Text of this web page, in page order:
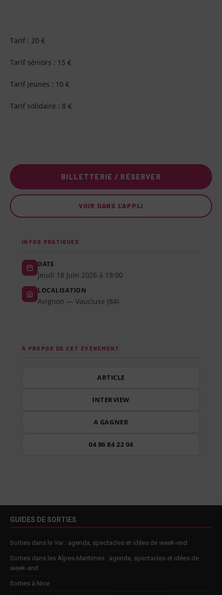
Tarif : 20 €
Tarif séniors : 15 €
Tarif jeunes : 10 €
Tarif solidaire : 8 €
BILLETTERIE / RÉSERVER
VOIR DANS L'APPLI
INFOS PRATIQUES
DATE
Jeudi 18 Juin 2026 à 19:00
LOCALISATION
Avignon — Vaucluse (84)
À PROPOS DE CET ÉVÉNEMENT
ARTICLE
INTERVIEW
A GAGNER
04 86 84 22 04
GUIDES DE SORTIES
Sorties dans le Var : agenda, spectacles et idées de week-end
Sorties dans les Alpes-Maritimes : agenda, spectacles et idées de
week-end
Sorties à Nice